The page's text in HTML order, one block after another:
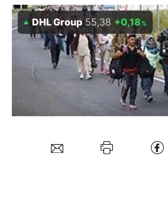
Experten
Mein B:O
Mein Konto
Folgen Sie uns
DHL Group 55,38 +0,18 %